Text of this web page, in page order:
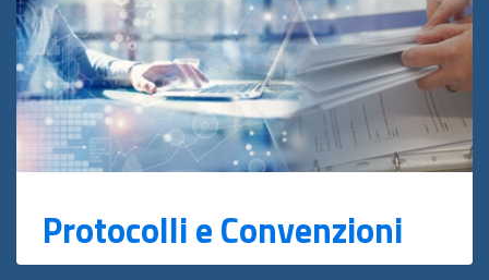
Protocolli e Convenzioni